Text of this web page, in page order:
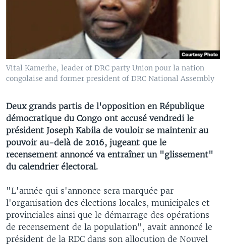
Vital Kamerhe, leader of DRC party Union pour la nation
congolaise and former president of DRC National Assembly
Deux grands partis de l'opposition en République
démocratique du Congo ont accusé vendredi le
président Joseph Kabila de vouloir se maintenir au
pouvoir au-delà de 2016, jugeant que le
recensement annoncé va entraîner un "glissement"
du calendrier électoral.
"L'année qui s'annonce sera marquée par
l'organisation des élections locales, municipales et
provinciales ainsi que le démarrage des opérations
de recensement de la population", avait annoncé le
président de la RDC dans son allocution de Nouvel